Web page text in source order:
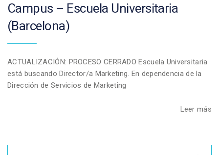
Campus – Escuela Universitaria
(Barcelona)
ACTUALIZACIÓN: PROCESO CERRADO Escuela Universitaria
está buscando Director/a Marketing. En dependencia de la
Dirección de Servicios de Marketing
Leer más